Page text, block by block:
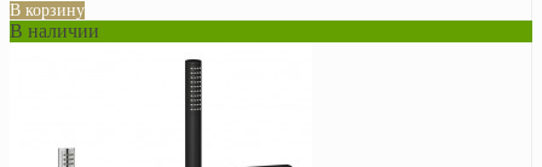
В корзину
В наличии